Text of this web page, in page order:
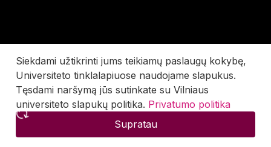
Siekdami užtikrinti jums teikiamų paslaugų kokybę,
Universiteto tinklalapiuose naudojame slapukus.
Tęsdami naršymą jūs sutinkate su Vilniaus
universiteto slapukų politika. Privatumo politika
Supratau